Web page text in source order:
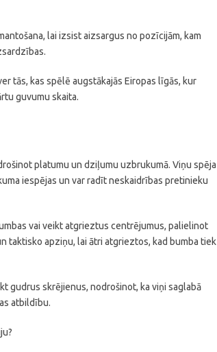
lai izsist aizsargus no pozīcijām, kam
tās, kas spēlē augstākajās Eiropas līgās, kur
guvumu skaita.
platumu un dziļumu uzbrukumā. Viņu spēja
iespējas un var radīt neskaidrības pretinieku
vai veikt atgrieztus centrējumus, palielinot
taktisko apziņu, lai ātri atgrieztos, kad bumba tiek
gudrus skrējienus, nodrošinot, ka viņi saglabā
atbildību.